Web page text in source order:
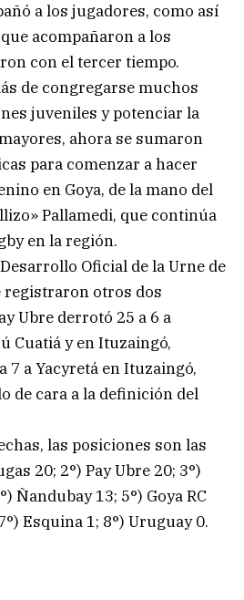
a los jugadores, como así
acompañaron a los
con el tercer tiempo.
de congregarse muchos
juveniles y potenciar la
ahora se sumaron
para comenzar a hacer
en Goya, de la mano del
Pallamedi, que continúa
en la región.
Oficial de la Urne de
registraron otros dos
Ubre derrotó 25 a 6 a
Cuatiá y en Ituzaingó,
7 a Yacyretá en Ituzaingó,
de cara a la definición del
las posiciones son las
20; 2°) Pay Ubre 20; 3°)
Ñandubay 13; 5°) Goya RC
Esquina 1; 8°) Uruguay 0.